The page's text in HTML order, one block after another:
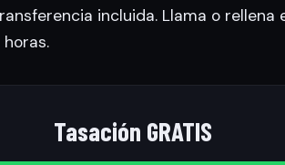
incluida. Llama o
Tasación GRATIS